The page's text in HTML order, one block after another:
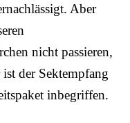
Aber
nicht passieren,
der Sektempfang
inbegriffen.